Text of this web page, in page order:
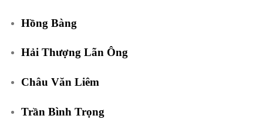
Hồng Bàng
Hải Thượng Lãn Ông
Châu Văn Liêm
Trần Bình Trọng